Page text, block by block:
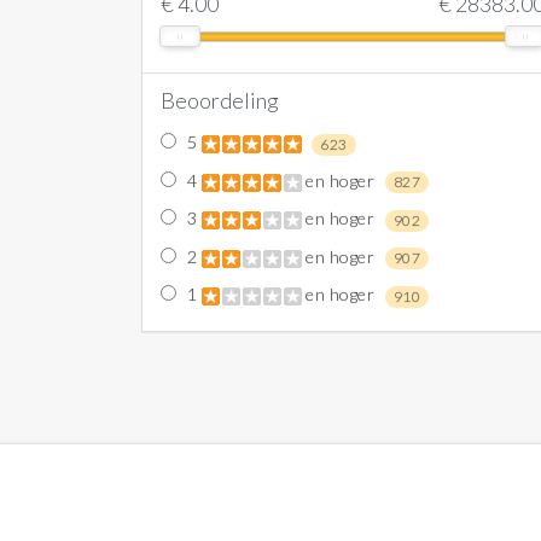
Beoordeling
5 623
4 en hoger 827
3 en hoger 902
2 en hoger 907
1 en hoger 910